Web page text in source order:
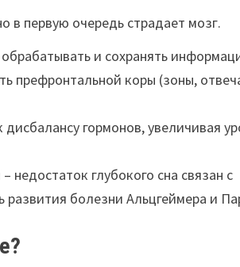
в первую очередь страдает мозг.
и сохранять
префронтальной коры (зоны,
дисбалансу гормонов, увеличивая
– недостаток глубокого сна связан с
болезни Альцгеймера и